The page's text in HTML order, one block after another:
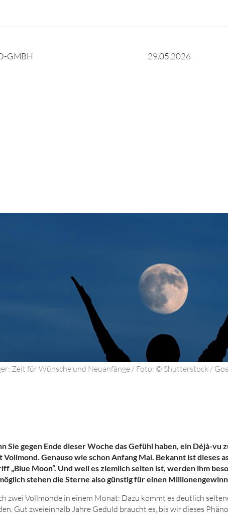
GMBH 29.05.2026
Zeit für Wünsche und Neuanfänge / Foto: © Shutterstock /
Sie gegen Ende dieser Woche das Gefühl haben, ein Déjà-vu
Vollmond. Genauso wie schon Anfang Mai. Bekannt ist dieses
„Blue Moon“. Und weil es ziemlich selten ist, werden ihm
stehen die Sterne also günstig für einen
zwei Vollmonde in einem Monat: Dazu kommt es deutlich
Gut zweieinhalb Jahre Geduld braucht es, bis wir dieses